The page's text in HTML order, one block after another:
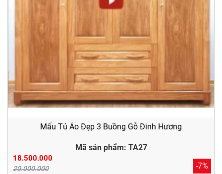
Mẩu Tủ Áo Đẹp 3 Buồng Gỗ Đinh Hương
Mã sản phẩm: TA27
18.500.000
20.000.000 -7%